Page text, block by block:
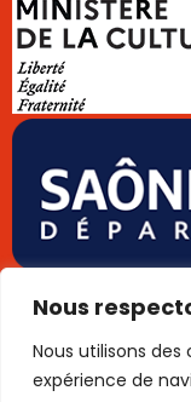
Nous
Nous utilisons
expérience de
Données
Plan de site